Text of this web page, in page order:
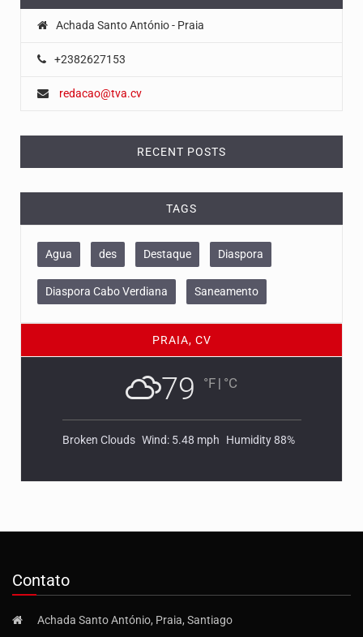
Achada Santo António - Praia
+2382627153
redacao@tva.cv
RECENT POSTS
TAGS
Agua des Destaque Diaspora
Diaspora Cabo Verdiana Saneamento
PRAIA, CV
79 °F | °C
Broken Clouds Wind: 5.48 mph Humidity 88%
Contato
Achada Santo António, Praia, Santiago